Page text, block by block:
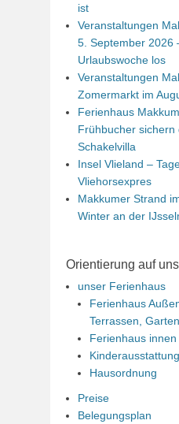
ist
Veranstaltungen
5. September 2026
Urlaubswoche los
Veranstaltungen
Zomermarkt im
Ferienhaus
Frühbucher sichern
Schakelvilla
Insel Vlieland –
Vliehorsexpres
Makkumer Strand
Winter an der
Orientierung auf
unser Ferienhaus
Ferienhaus
Terrassen,
Ferienhaus innen
Kinderausstattung
Hausordnung
Preise
Belegungsplan